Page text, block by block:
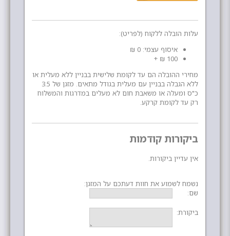
עלות הובלה ללקוח (לפריט):
איסוף עצמי: 0 ₪
100 ₪ +
מחירי ההובלה הם עד לקומת שלישית בבניין ללא מעלית או
ללא הגבלה בבניין עם מעלית בגודל מתאים. מזגן של 3.5
כ"ס ומעלה או משאבת חום לא מעלים במדרגות והמשלוח
רק עד לקומת קרקע.
ביקורות קודמות
אין עדיין ביקורות.
נשמח לשמוע את חוות דעתכם על המזגן:
שם:
ביקורת: